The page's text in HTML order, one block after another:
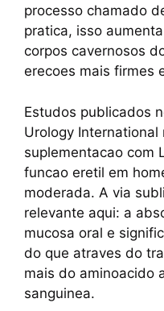
processo chamado
pratica, isso
corpos cavernosos
erecoes mais firmes
Estudos publicados
Urology International
suplementacao com
funcao eretil em
moderada. A via
relevante aqui: a
mucosa oral e
do que atraves do
mais do aminoacido
sanguinea.